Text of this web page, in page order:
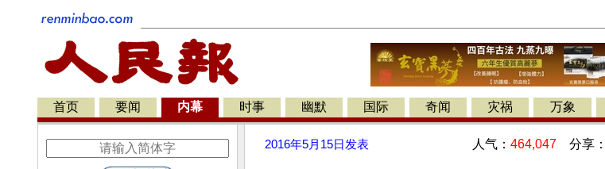
首页 要闻 内幕 时事 幽默 国际 奇闻 灾祸 万象
2016年5月15日 发表 人气： 464,047 分享：